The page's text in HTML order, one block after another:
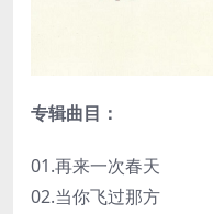
专辑曲目：
01.再来一次春天
02.当你飞过那方